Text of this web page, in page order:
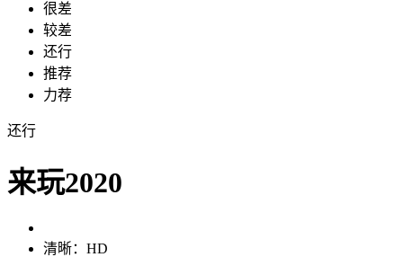
很差
较差
还行
推荐
力荐
还行
来玩2020
清晰： HD